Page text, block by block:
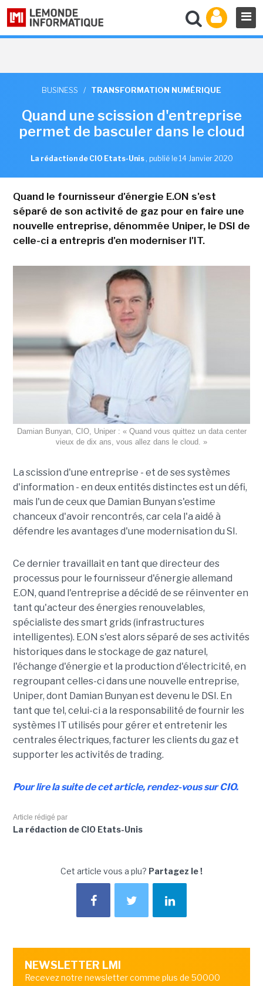
BUSINESS / TRANSFORMATION NUMÉRIQUE
Quand une scission d'entreprise
permet de basculer dans le cloud
La rédaction de CIO Etats-Unis , publié le 14 Janvier 2020
Quand le fournisseur d'énergie E.ON s'est
séparé de son activité de gaz pour en faire une
nouvelle entreprise, dénommée Uniper, le DSI de
celle-ci a entrepris d'en moderniser l'IT.
Damian Bunyan, CIO, Uniper : « Quand vous quittez un data center
vieux de dix ans, vous allez dans le cloud. »
La scission d'une entreprise - et de ses systèmes
d'information - en deux entités distinctes est un défi,
mais l'un de ceux que Damian Bunyan s'estime
chanceux d'avoir rencontrés, car cela l'a aidé à
défendre les avantages d'une modernisation du SI.
Ce dernier travaillait en tant que directeur des
processus pour le fournisseur d'énergie allemand
E.ON, quand l'entreprise a décidé de se réinventer en
tant qu'acteur des énergies renouvelables,
spécialiste des smart grids (infrastructures
intelligentes). E.ON s'est alors séparé de ses activités
historiques dans le stockage de gaz naturel,
l'échange d'énergie et la production d'électricité, en
regroupant celles-ci dans une nouvelle entreprise,
Uniper, dont Damian Bunyan est devenu le DSI. En
tant que tel, celui-ci a la responsabilité de fournir les
systèmes IT utilisés pour gérer et entretenir les
centrales électriques, facturer les clients du gaz et
supporter les activités de trading.
Pour lire la suite de cet article, rendez-vous sur CIO.
Article rédigé par
La rédaction de CIO Etats-Unis
Cet article vous a plu? Partagez le !
NEWSLETTER LMI
Recevez notre newsletter comme plus de 50000